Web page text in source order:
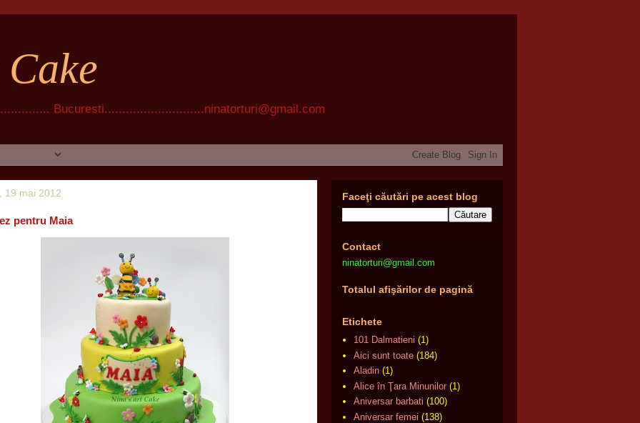
Bucuresti............................ninatorturi@gmail.com
19 mai 2012
pentru Maia
Faceţi căutări pe acest blog
Contact
ninatorturi@gmail.com
Totalul afişărilor de pagină
Etichete
101 Dalmatieni (1)
Aici sunt toate (184)
Aladin (1)
Alice în Ţara Minunilor (1)
Aniversar barbati (100)
Aniversar femei (138)